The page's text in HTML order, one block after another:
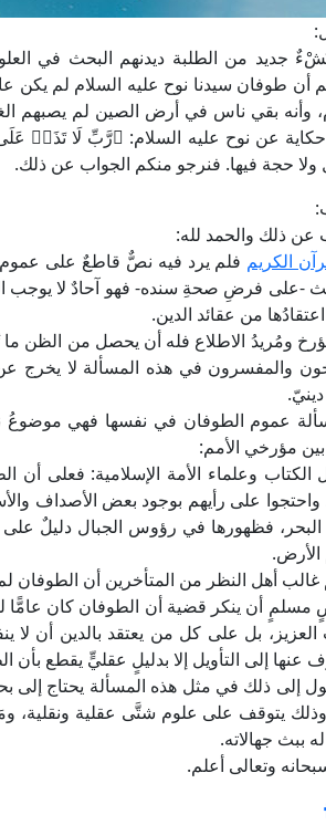
جديد من الطلبة ديدنهم البحث في
أن طوفان سيدنا نوح عليه السلام لم يكن
وأنه بقي ناس في أرض الصين لم يصبهم
ولا حجة فيها. فنرجو منكم الجواب عن ذلك.
عن ذلك والحمد لله:
الكريم فلم يرد فيه نصٌّ قاطعٌ على عموم
-على فرضِ صحةِ سنده- فهو آحادٌ لا يوجب
من عقائد الدين.
ومُريدُ الاطلاع فله أن يحصل من الظن
والمفسرون في هذه المسألة لا يخرج عن
عموم الطوفان في نفسها فهي موضوعُ
مؤرخي الأمم:
الكتاب وعلماء الأمة الإسلامية: فعلى
واحتجوا على رأيهم بوجود بعض الأصداف
البحر، فظهورها في رؤوس الجبال دليلٌ
أهل النظر من المتأخرين أن الطوفان
أن ينكر قضية أن الطوفان كان عامًّا
العزيز، بل على كل من يعتقد بالدين أن لا
عنها إلى التأويل إلا بدليلٍ عقليٍّ يقطع بأن
إلى ذلك في مثل هذه المسألة يحتاج
وذلك يتوقف على علوم شتَّى عقلية ونقلية،
ببث جهالاته.
وتعالى أعلم.